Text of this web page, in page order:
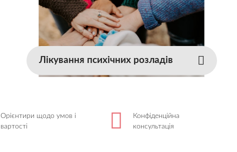
Лікування психічних розладів
Орієнтири щодо умов і
вартості
Конфіденційна
консультація